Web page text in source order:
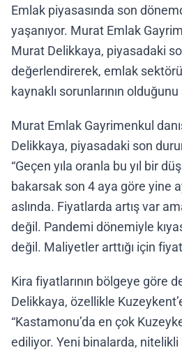
Emlak piyasasında son
yaşanıyor. Murat Emlak
Murat Delikkaya, piyasadaki
değerlendirerek, emlak
kaynaklı sorunlarının
Murat Emlak Gayrimenkul
Delikkaya, piyasadaki son
“Geçen yıla oranla bu yıl bir
bakarsak son 4 aya göre yine
aslında. Fiyatlarda artış var
değil. Pandemi dönemiyle
değil. Maliyetler arttığı için
Kira fiyatlarının bölgeye göre
Delikkaya, özellikle
“Kastamonu’da en çok
ediliyor. Yeni binalarda,